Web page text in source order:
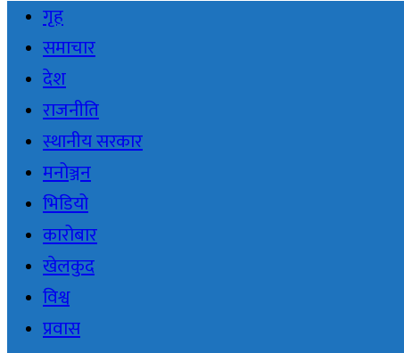
गृह
समाचार
देश
राजनीति
स्थानीय सरकार
मनोञ्जन
भिडियो
कारोबार
खेलकुद
विश्व
प्रवास